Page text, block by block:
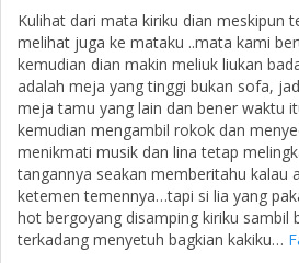
Kulihat dari mata kiriku dian meskipun
melihat juga ke mataku ..mata kami
kemudian dian makin meliuk liukan
adalah meja yang tinggi bukan sofa,
meja tamu yang lain dan bener waktu
kemudian mengambil rokok dan
menikmati musik dan lina tetap
tangannya seakan memberitahu kalau
ketemen temennya…tapi si lia yang
hot bergoyang disamping kiriku sambil
terkadang menyetuh bagkian kakiku…